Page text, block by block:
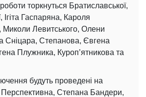
торкнуться Братиславської,
Ігіта Гаспаряна, Кароля
Миколи Левитського, Олени
Сніцара, Степанова, Євгена
Плужника, Куроп’ятникова та
будуть проведені на
Степана Бандери,